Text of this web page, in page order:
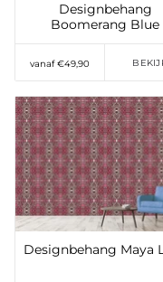
Designbehang
Boomerang Blue
vanaf €49,90
Toevoegen
verlanglijst
Designbehang Maya